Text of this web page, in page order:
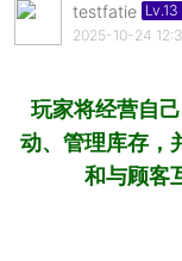
testfatie
2025-10-24
玩家将经营自
动、管理库存，
和与顾客